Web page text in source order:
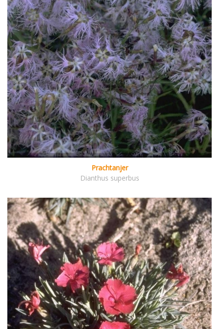
Prachtanjer
Dianthus superbus